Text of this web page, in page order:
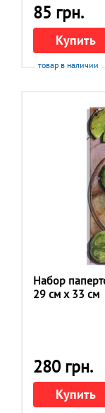
85 грн.
Купить
товар в наличии
Набор
29 см x 33 см
280 грн.
Купить